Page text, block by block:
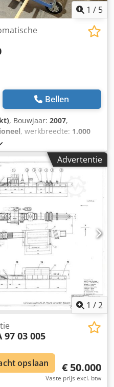
1 / 5
Bellen
, Bouwjaar: 2007,
, werkbreedte: 1.000
Lorentz Type: B3
op waterbasis
ca. 110 mm
Snelheid
via transportband
geïntegreerde
wordt opgevangen en
Akexmrdxjpeck
wordt momenteel
De verkoop vindt plaats
3 weken
Advertentie
1 /2
97 03 005
€ 50.000
Vaste prijs excl. btw
opslaan